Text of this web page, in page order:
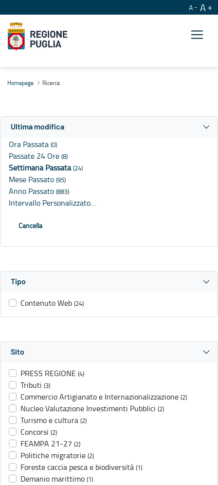
A A
Homepage Ricerca
Ultima modifica
Ora Passata (0)
Passate 24 Ore (8)
Settimana Passata(24)
Mese Passato (95)
Anno Passato (883)
Intervallo Personalizzato…
Cancella
Tipo
Contenuto Web (24)
Sito
PRESS REGIONE (4)
Tributi (3)
Commercio Artigianato e Internazionalizzazione (2)
Nucleo Valutazione Investimenti Pubblici (2)
Turismo e cultura (2)
Concorsi (2)
FEAMPA 21-27 (2)
Politiche migratorie (2)
Foreste caccia pesca e biodiversità (1)
Demanio marittimo (1)